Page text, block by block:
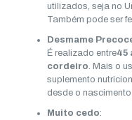
utilizados, seja no
Também pode ser
Desmame
É realizado entre45
cordeiro . Mais o
suplemento
desde o
Muito cedo: